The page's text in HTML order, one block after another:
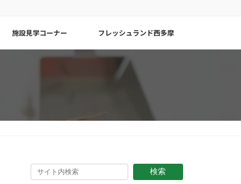
施設見学コーナー フレッシュランド西多摩
検索